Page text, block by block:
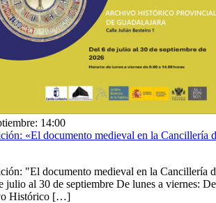
14:00
«El documento medieval en la Cancillería
"El documento medieval en la Cancillería
al 30 de septiembre De lunes a viernes: De
Histórico […]